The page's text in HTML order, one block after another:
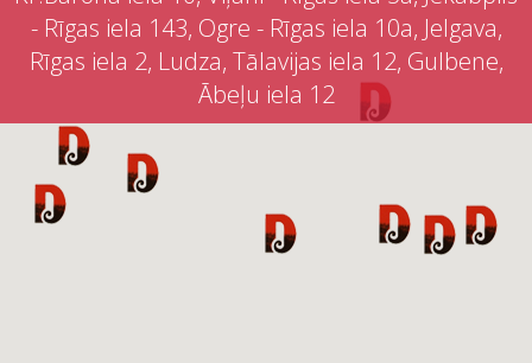
- Rīgas iela 143, Ogre - Rīgas iela 10a, Jelgava,
Rīgas iela 2, Ludza, Tālavijas iela 12, Gulbene,
Ābeļu iela 12